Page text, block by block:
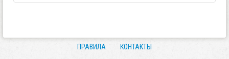
ПРАВИЛА КОНТАКТЫ